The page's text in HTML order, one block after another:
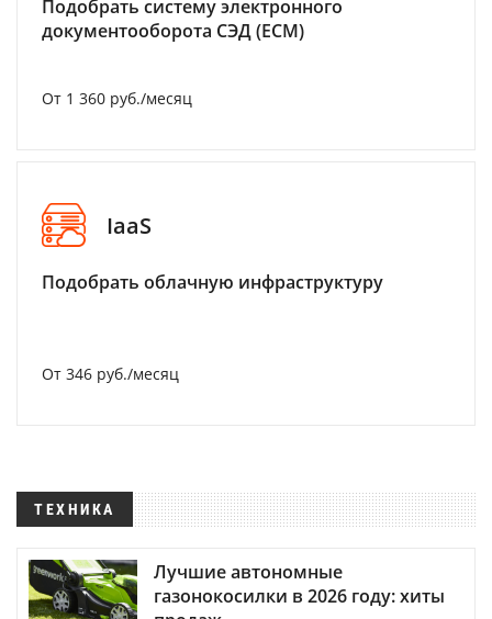
Подобрать систему электронного
документооборота СЭД (ECM)
От 1 360 руб./месяц
IaaS
Подобрать облачную инфраструктуру
От 346 руб./месяц
ТЕХНИКА
Лучшие автономные
газонокосилки в 2026 году: хиты